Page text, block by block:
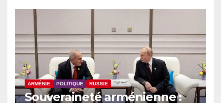
ARMÉNIE POLITIQUE RUSSIE
Souveraineté arménienne :